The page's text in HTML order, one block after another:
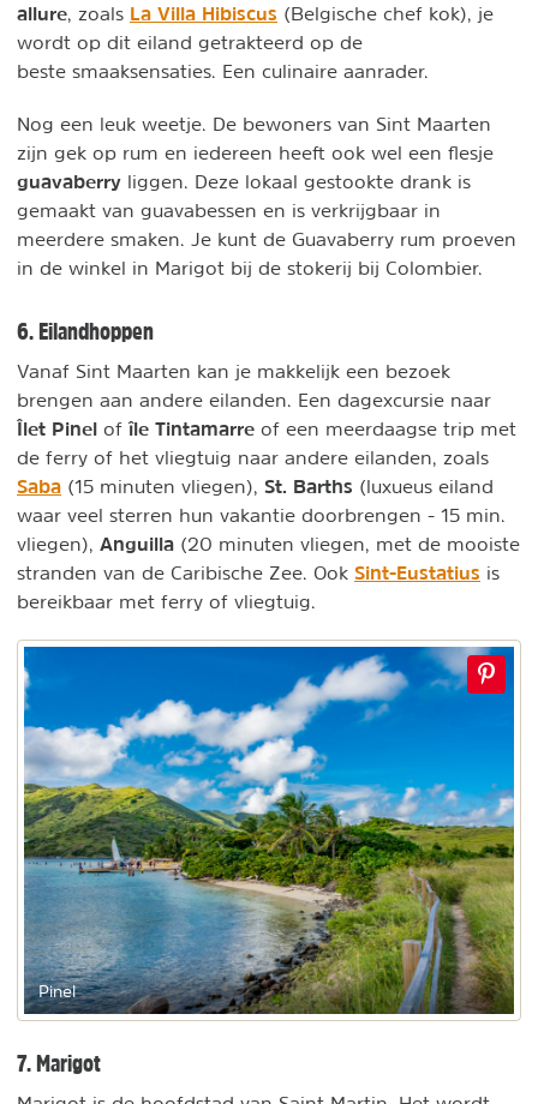
allure , zoals La Villa Hibiscus (Belgische chef kok), je
wordt op dit eiland getrakteerd op de
beste smaaksensaties. Een culinaire aanrader.
Nog een leuk weetje. De bewoners van Sint Maarten
zijn gek op rum en iedereen heeft ook wel een flesje
guavaberry liggen. Deze lokaal gestookte drank is
gemaakt van guavabessen en is verkrijgbaar in
meerdere smaken. Je kunt de Guavaberry rum proeven
in de winkel in Marigot bij de stokerij bij Colombier.
6. Eilandhoppen
Vanaf Sint Maarten kan je makkelijk een bezoek
brengen aan andere eilanden. Een dagexcursie naar
Îlet Pinel of île Tintamarre of een meerdaagse trip met
de ferry of het vliegtuig naar andere eilanden, zoals
Saba (15 minuten vliegen), St. Barths (luxueus eiland
waar veel sterren hun vakantie doorbrengen - 15 min.
vliegen), Anguilla (20 minuten vliegen, met de mooiste
stranden van de Caribische Zee. Ook Sint-Eustatius is
bereikbaar met ferry of vliegtuig.
Pinel
7. Marigot